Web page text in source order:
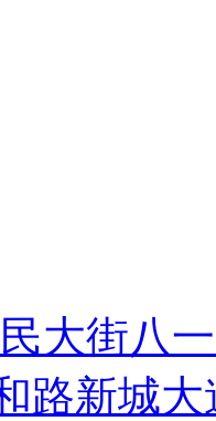
大街八
路新城大